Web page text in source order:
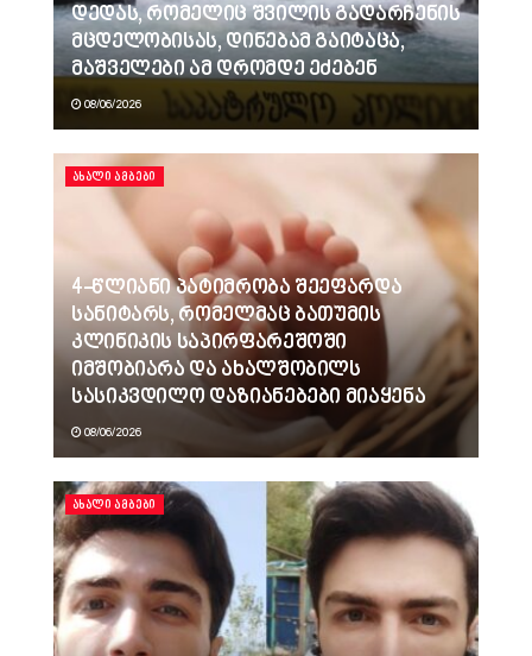
დედას, რომელიც შვილის გადარჩენის
მცდელობისას, დინებამ გაიტაცა,
მაშველები ამ დრომდე ეძებენ
08/06/2026
ᲐᲮᲐᲚᲘ ᲐᲛᲑᲔᲑᲘ
4-წლიანი პატიმრობა შეეფარდა
სანიტარს, რომელმაც ბათუმის
კლინიკის საპირფარეშოში
იმშობიარა და ახალშობილს
სასიკვდილო დაზიანებები მიაყენა
08/06/2026
ᲐᲮᲐᲚᲘ ᲐᲛᲑᲔᲑᲘ